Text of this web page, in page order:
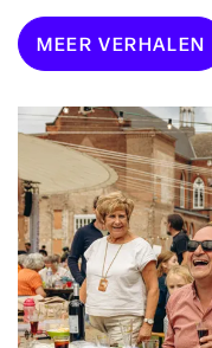
MEER VERHALEN